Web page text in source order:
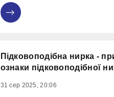
рентгенівському опроміненні та
зони обстеження на знімках.
Підковоподібна нирка -
ознаки підковоподібної
31 сер 2025, 20:06